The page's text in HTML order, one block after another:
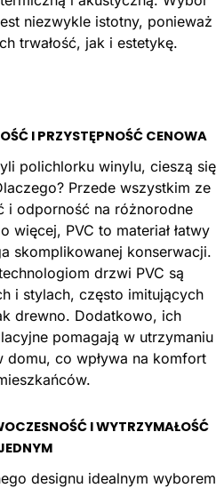
niezwykle istotny, ponieważ
trwałość, jak i estetykę.
I PRZYSTĘPNOŚĆ CENOWA
polichlorku winylu, cieszą się
Przede wszystkim ze
i odporność na różnorodne
więcej, PVC to materiał łatwy
skomplikowanej konserwacji.
drzwi PVC są
i stylach, często imitujących
drewno. Dodatkowo, ich
pomagają w utrzymaniu
domu, co wpływa na komfort
I WYTRZYMAŁOŚĆ
designu idealnym wyborem